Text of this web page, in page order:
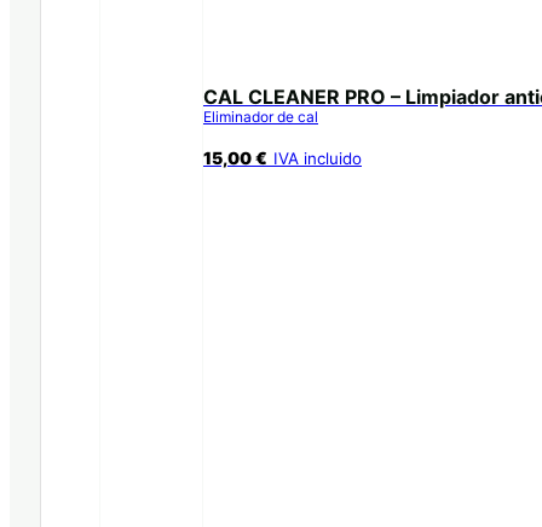
CAL CLEANER PRO – Limpiador
Eliminador de cal
15,00€ IVA incluido